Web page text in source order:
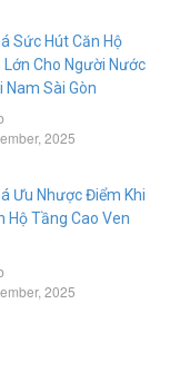
Sức Hút Căn Hộ
Lớn Cho Người Nước
Nam Sài Gòn
2025
Ưu Nhược Điểm Khi
Hộ Tầng Cao Ven
2025